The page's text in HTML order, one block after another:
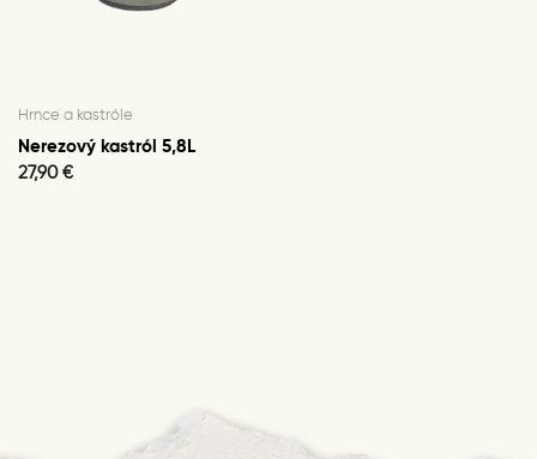
Hrnce a kastróle
Nerezový kastról 5,8L
27,90 €